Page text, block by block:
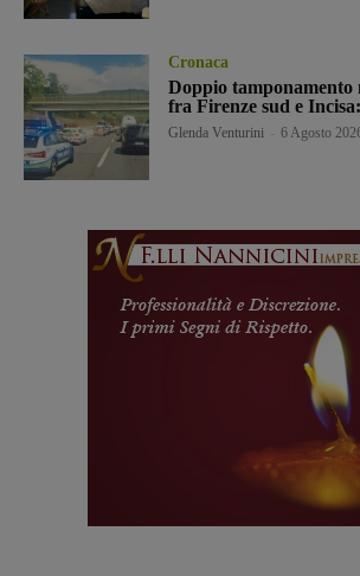
Cronaca
Doppio tamponamento
fra Firenze sud e
Glenda Venturini 6 Agosto